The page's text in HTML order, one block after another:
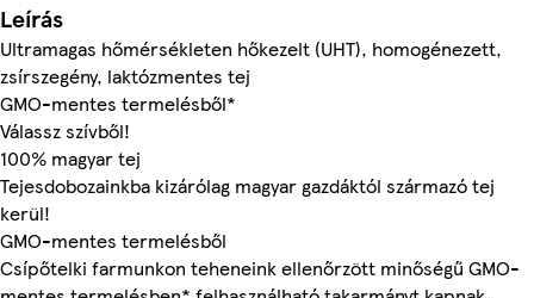
Leírás
Ultramagas hőmérsékleten hőkezelt (UHT), homogénezett,
zsírszegény, laktózmentes tej
GMO-mentes termelésből*
Válassz szívből!
100% magyar tej
Tejesdobozainkba kizárólag magyar gazdáktól származó tej
kerül!
GMO-mentes termelésből
Csípőtelki farmunkon teheneink ellenőrzött minőségű GMO-